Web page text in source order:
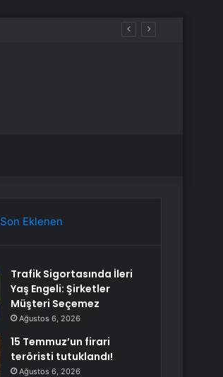
Son Eklenen
Trafik Sigortasında İleri
Yaş Engeli: Şirketler
Müşteri Seçemez
Ağustos 6, 2026
15 Temmuz’un firari
teröristi tutuklandı!
Ağustos 6, 2026